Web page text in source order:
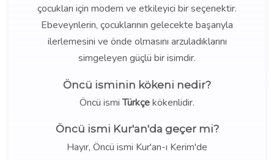
çocukları için modern ve etkileyici bir seçenektir.
Ebeveynlerin, çocuklarının gelecekte başarıyla
ilerlemesini ve önde olmasını arzuladıklarını
simgeleyen güçlü bir isimdir.
Öncü isminin kökeni nedir?
Öncü ismiTürkçekökenlidir.
Öncü ismi Kur'an'da geçer mi?
Hayır, Öncü ismi Kur'an-ı Kerim'de